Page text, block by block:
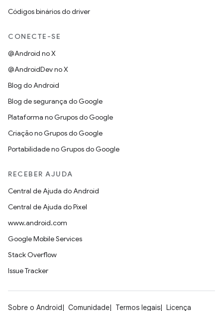
Códigos binários do driver
CONECTE-SE
@Android no X
@AndroidDev no X
Blog do Android
Blog de segurança do Google
Plataforma no Grupos do Google
Criação no Grupos do Google
Portabilidade no Grupos do Google
RECEBER AJUDA
Central de Ajuda do Android
Central de Ajuda do Pixel
www.android.com
Google Mobile Services
Stack Overflow
Issue Tracker
Sobre o Android Comunidade Termos legais Licença